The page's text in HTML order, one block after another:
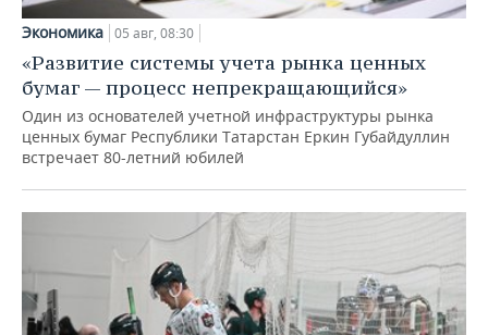
Экономика 05 авг, 08:30
«Развитие системы учета рынка ценных
бумаг — процесс непрекращающийся»
Один из основателей учетной инфраструктуры рынка
ценных бумаг Республики Татарстан Еркин Губайдуллин
встречает 80-летний юбилей